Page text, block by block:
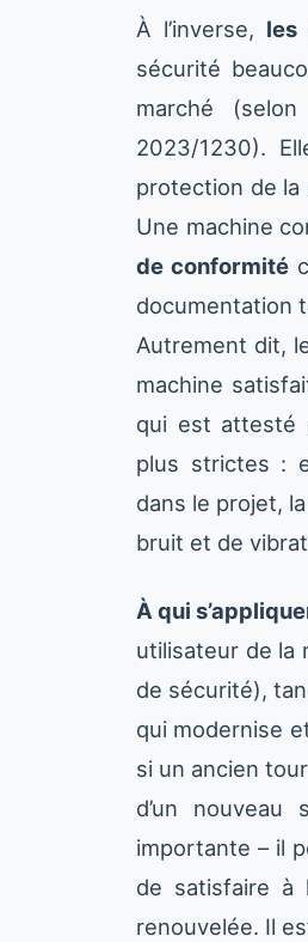
À l’inverse, les
sécurité
marché
2023/1230).
protection de la
Une machine
de conformité
documentation
Autrement dit,
machine
qui est attesté
plus strictes :
dans le projet,
bruit et de
À qui
utilisateur de la
de sécurité),
qui modernise
si un ancien tour
d’un nouveau
importante – il
de satisfaire à
renouvelée. Il